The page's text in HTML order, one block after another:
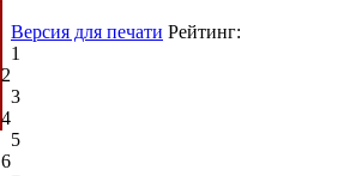
Версия для печати Рейтинг:
1
2
3
4
5
6